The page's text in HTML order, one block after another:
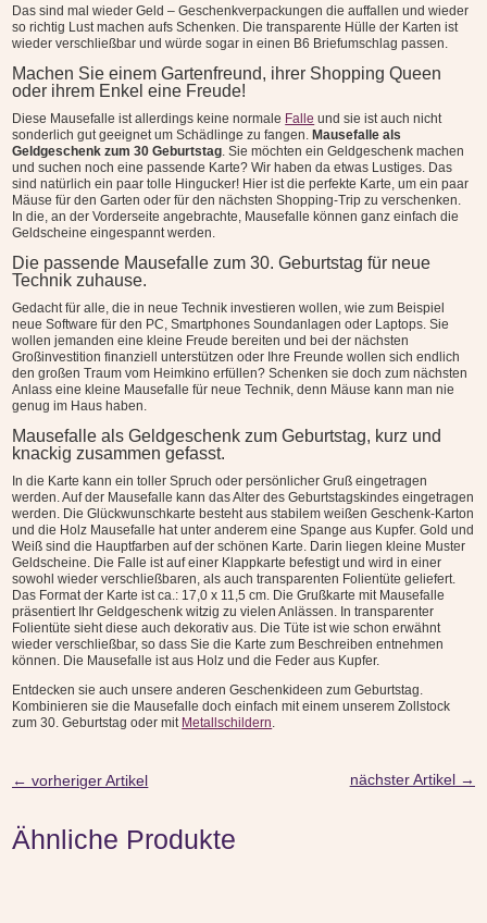
Das sind mal wieder Geld – Geschenkverpackungen die auffallen und wieder
so richtig Lust machen aufs Schenken. Die transparente Hülle der Karten ist
wieder verschließbar und würde sogar in einen B6 Briefumschlag passen.
Machen Sie einem Gartenfreund, ihrer Shopping Queen
oder ihrem Enkel eine Freude!
Diese Mausefalle ist allerdings keine normale Falle und sie ist auch nicht
sonderlich gut geeignet um Schädlinge zu fangen. Mausefalle als
Geldgeschenk zum 30 Geburtstag. Sie möchten ein Geldgeschenk machen
und suchen noch eine passende Karte? Wir haben da etwas Lustiges. Das
sind natürlich ein paar tolle Hingucker! Hier ist die perfekte Karte, um ein paar
Mäuse für den Garten oder für den nächsten Shopping-Trip zu verschenken.
In die, an der Vorderseite angebrachte, Mausefalle können ganz einfach die
Geldscheine eingespannt werden.
Die passende Mausefalle zum 30. Geburtstag für neue
Technik zuhause.
Gedacht für alle, die in neue Technik investieren wollen, wie zum Beispiel
neue Software für den PC, Smartphones Soundanlagen oder Laptops. Sie
wollen jemanden eine kleine Freude bereiten und bei der nächsten
Großinvestition finanziell unterstützen oder Ihre Freunde wollen sich endlich
den großen Traum vom Heimkino erfüllen? Schenken sie doch zum nächsten
Anlass eine kleine Mausefalle für neue Technik, denn Mäuse kann man nie
genug im Haus haben.
Mausefalle als Geldgeschenk zum Geburtstag, kurz und
knackig zusammen gefasst.
In die Karte kann ein toller Spruch oder persönlicher Gruß eingetragen
werden. Auf der Mausefalle kann das Alter des Geburtstagskindes eingetragen
werden. Die Glückwunschkarte besteht aus stabilem weißen Geschenk-Karton
und die Holz Mausefalle hat unter anderem eine Spange aus Kupfer. Gold und
Weiß sind die Hauptfarben auf der schönen Karte. Darin liegen kleine Muster
Geldscheine. Die Falle ist auf einer Klappkarte befestigt und wird in einer
sowohl wieder verschließbaren, als auch transparenten Folientüte geliefert.
Das Format der Karte ist ca.: 17,0 x 11,5 cm. Die Grußkarte mit Mausefalle
präsentiert Ihr Geldgeschenk witzig zu vielen Anlässen. In transparenter
Folientüte sieht diese auch dekorativ aus. Die Tüte ist wie schon erwähnt
wieder verschließbar, so dass Sie die Karte zum Beschreiben entnehmen
können. Die Mausefalle ist aus Holz und die Feder aus Kupfer.
Entdecken sie auch unsere anderen Geschenkideen zum Geburtstag.
Kombinieren sie die Mausefalle doch einfach mit einem unserem Zollstock
zum 30. Geburtstag oder mit Metallschildern.
←vorheriger Artikel nächster Artikel→
Ähnliche Produkte